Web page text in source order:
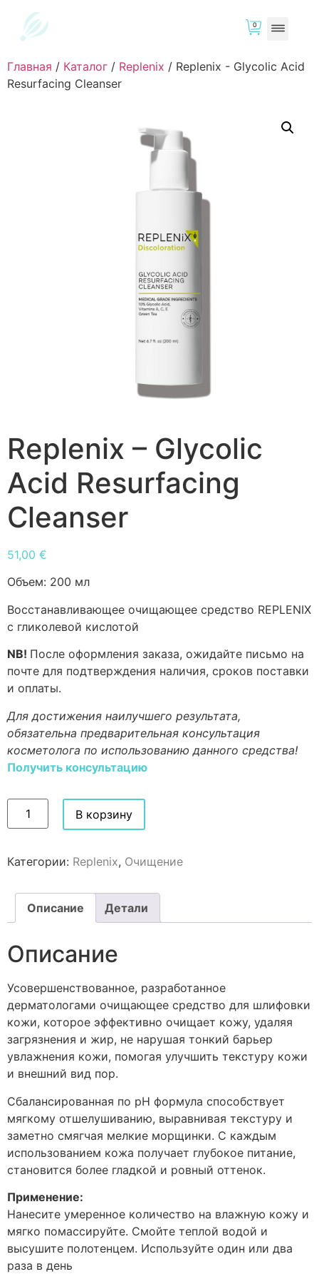
0
Главная / Каталог / Replenix / Replenix - Glycolic Acid
Resurfacing Cleanser
Replenix – Glycolic
Acid Resurfacing
Cleanser
51,00 €
Объем: 200 мл
Восстанавливающее очищающее средство REPLENIX
с гликолевой кислотой
NB! После оформления заказа, ожидайте письмо на
почте для подтверждения наличия, сроков поставки
и оплаты.
Для достижения наилучшего результата,
обязательна предварительная консультация
косметолога по использованию данного средства!
Получить консультацию
В корзину
Категории: Replenix, Очищение
Описание Детали
Описание
Усовершенствованное, разработанное
дерматологами очищающее средство для шлифовки
кожи, которое эффективно очищает кожу, удаляя
загрязнения и жир, не нарушая тонкий барьер
увлажнения кожи, помогая улучшить текстуру кожи
и внешний вид пор.
Сбалансированная по рН формула способствует
мягкому отшелушиванию, выравнивая текстуру и
заметно смягчая мелкие морщинки. С каждым
использованием кожа получает глубокое питание,
становится более гладкой и ровный оттенок.
Применение:
Нанесите умеренное количество на влажную кожу и
мягко помассируйте. Смойте теплой водой и
высушите полотенцем. Используйте один или два
раза в день